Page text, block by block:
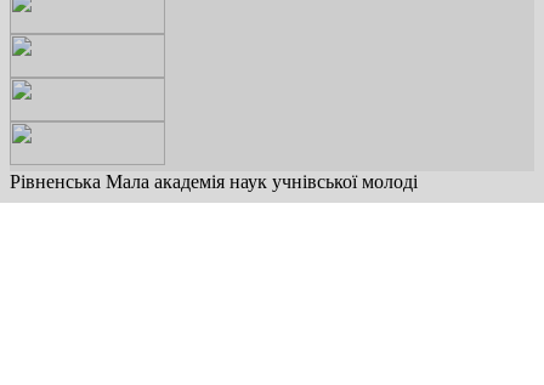
Рівненська Мала академія наук учнівської молоді